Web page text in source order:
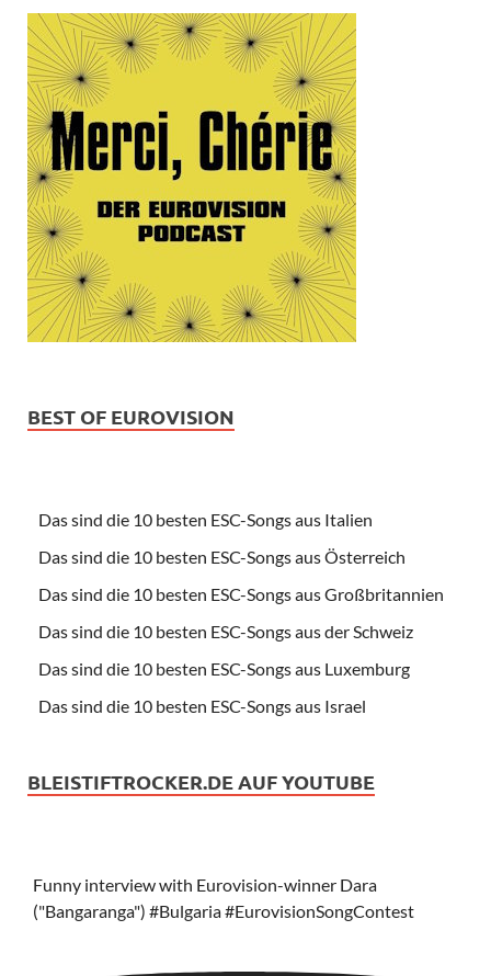
BEST OF EUROVISION
Das sind die 10 besten ESC-Songs aus Italien
Das sind die 10 besten ESC-Songs aus Österreich
Das sind die 10 besten ESC-Songs aus Großbritannien
Das sind die 10 besten ESC-Songs aus der Schweiz
Das sind die 10 besten ESC-Songs aus Luxemburg
Das sind die 10 besten ESC-Songs aus Israel
BLEISTIFTROCKER.DE AUF YOUTUBE
Funny interview with Eurovision-winner Dara
("Bangaranga") #Bulgaria #EurovisionSongContest